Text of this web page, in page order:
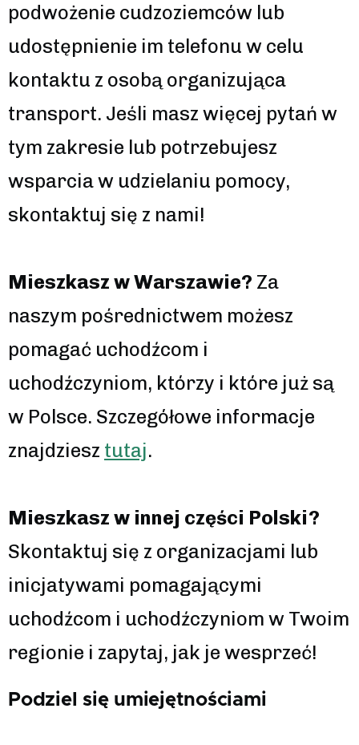
podwożenie cudzoziemców lub
udostępnienie im telefonu w celu
kontaktu z osobą organizująca
transport. Jeśli masz więcej pytań w
tym zakresie lub potrzebujesz
wsparcia w udzielaniu pomocy,
skontaktuj się z nami!
Mieszkasz w Warszawie? Za
naszym pośrednictwem możesz
pomagać uchodźcom i
uchodźczyniom, którzy i które już są
w Polsce. Szczegółowe informacje
znajdziesz tutaj.
Mieszkasz w innej części Polski?
Skontaktuj się z organizacjami lub
inicjatywami pomagającymi
uchodźcom i uchodźczyniom w Twoim
regionie i zapytaj, jak je wesprzeć!
Podziel się umiejętnościami